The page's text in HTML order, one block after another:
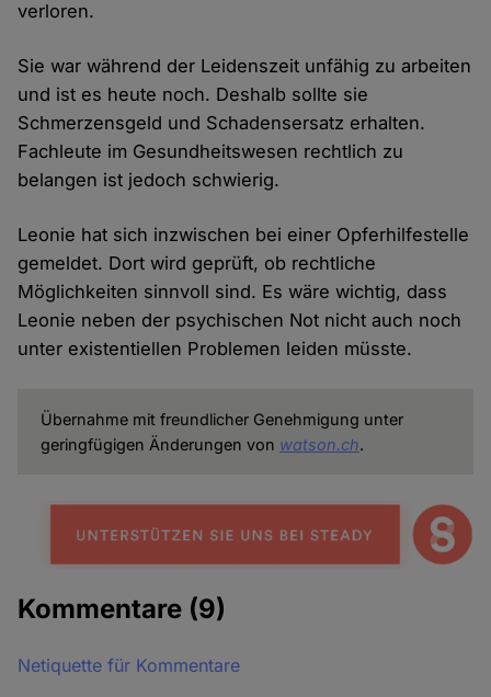
verloren.
Sie war während der Leidenszeit unfähig zu arbeiten
und ist es heute noch. Deshalb sollte sie
Schmerzensgeld und Schadensersatz erhalten.
Fachleute im Gesundheitswesen rechtlich zu
belangen ist jedoch schwierig.
Leonie hat sich inzwischen bei einer Opferhilfestelle
gemeldet. Dort wird geprüft, ob rechtliche
Möglichkeiten sinnvoll sind. Es wäre wichtig, dass
Leonie neben der psychischen Not nicht auch noch
unter existentiellen Problemen leiden müsste.
Übernahme mit freundlicher Genehmigung unter
geringfügigen Änderungen von watson.ch.
Kommentare (9)
Netiquette für Kommentare